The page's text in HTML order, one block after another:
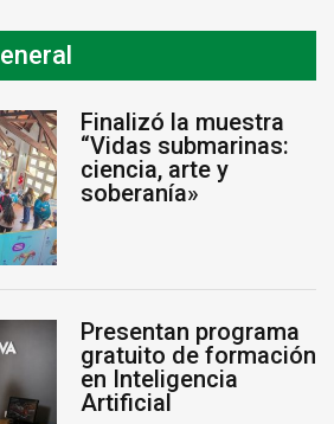
Finalizó la muestra
“Vidas submarinas:
ciencia, arte y
soberanía»
Presentan programa
gratuito de formación
en Inteligencia
Artificial